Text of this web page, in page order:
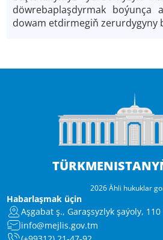
döwrebaplaşdyrmak boýunça
dowam etdirmegiň zerurdygyny
2026 Ähli hukuklar
Habarlaşmak üçin
Aşgabat ş., Garaşsyzlyk şaýoly, 110
info@mejlis.gov.tm